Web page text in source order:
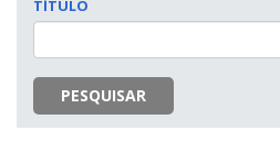
TÍTULO
PESQUISAR